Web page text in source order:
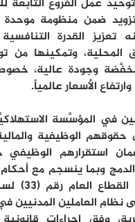
ضمن منظومة موحدة
تعزيز القدرة
المحلية، وتمكينها من
مخفَّضة وجودة عالية،
الأسعار عالمياً.
في المؤسَّسة
الوظيفية
استقرارهم الوظيفي
وبما ينسجم مع أحكام
العاملين المدنيين